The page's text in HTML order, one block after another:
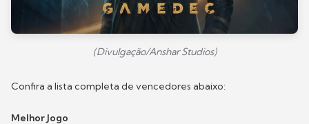
(Divulgação/Anshar Studios)
Confira a lista completa de vencedores abaixo:
Melhor Jogo